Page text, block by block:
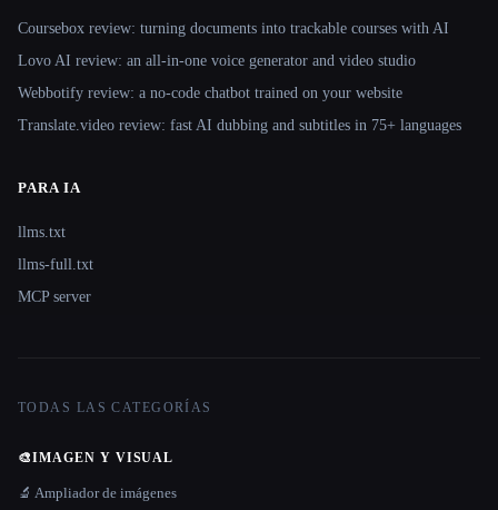
Coursebox review: turning documents into trackable courses with AI
Lovo AI review: an all-in-one voice generator and video studio
Webbotify review: a no-code chatbot trained on your website
Translate.video review: fast AI dubbing and subtitles in 75+ languages
PARA IA
llms.txt
llms-full.txt
MCP server
TODAS LAS CATEGORÍAS
🎨IMAGEN Y VISUAL
🔬 Ampliador de imágenes